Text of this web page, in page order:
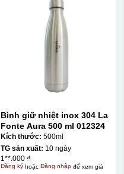
Bình giữ nhiệt inox 304 La
Fonte Aura 500 ml 012324
Kích thước: 500ml
TG sản xuất: 10 ngày
1**.000 ₫
Đăng kýhoặc Đăng nhậpđể xem giá